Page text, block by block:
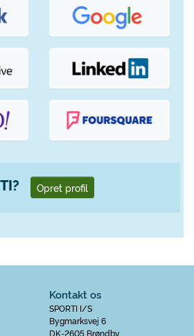
Opret profil
Kontakt os
SPORTI I/S
Bygmarksvej 6
DK-2605 Brøndby